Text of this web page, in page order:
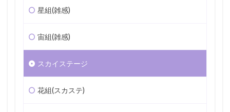
星組(雑感)
宙組(雑感)
スカイステージ
花組(スカステ)